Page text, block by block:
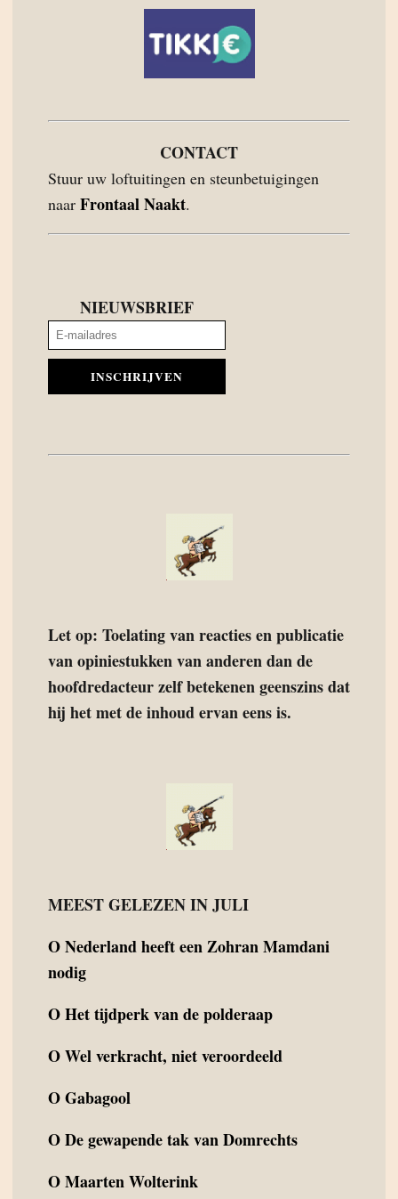
CONTACT
Stuur uw loftuitingen en steunbetuigingen
naar Frontaal Naakt.
NIEUWSBRIEF
INSCHRIJVEN
Let op: Toelating van reacties en publicatie
van opiniestukken van anderen dan de
hoofdredacteur zelf betekenen geenszins dat
hij het met de inhoud ervan eens is.
MEEST GELEZEN IN JULI
ONederland heeft een Zohran Mamdani
nodig
OHet tijdperk van de polderaap
OWel verkracht, niet veroordeeld
OGabagool
ODe gewapende tak van Domrechts
OMaarten Wolterink